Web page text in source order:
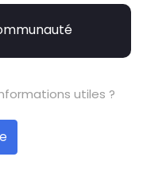
utiles ?